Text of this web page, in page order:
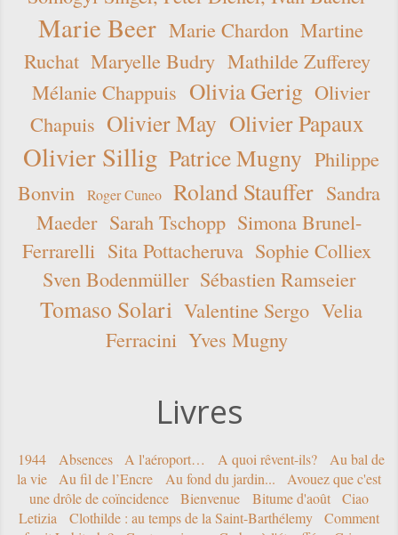
Marie Beer Marie Chardon Martine
Ruchat Maryelle Budry Mathilde Zufferey
Mélanie Chappuis Olivia Gerig Olivier
Chapuis Olivier May Olivier Papaux
Olivier Sillig Patrice Mugny Philippe
Bonvin
Roger Cuneo Roland Stauffer Sandra
Maeder Sarah Tschopp Simona Brunel-
Ferrarelli Sita Pottacheruva Sophie Colliex
Sven Bodenmüller Sébastien Ramseier
Tomaso Solari Valentine Sergo Velia
Ferracini Yves Mugny
Livres
1944 Absences A l'aéroport… A quoi rêvent-ils?
Au bal de
la vie
Au fil de l’Encre Au fond du jardin...
Avouez que c'est
une drôle de coïncidence
Bienvenue Bitume d'août
Ciao
Letizia
Clothilde : au temps de la Saint-Barthélemy
Comment